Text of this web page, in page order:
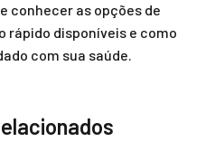
conhecer as opções de
disponíveis e como
com sua saúde.